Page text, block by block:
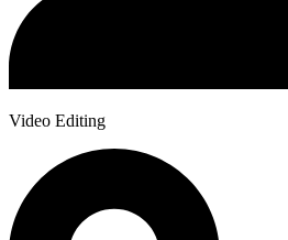
Video Editing